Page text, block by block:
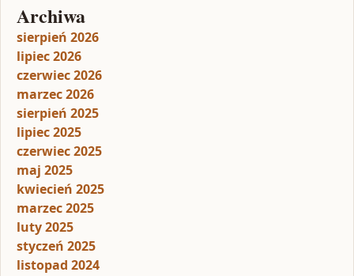
Archiwa
sierpień 2026
lipiec 2026
czerwiec 2026
marzec 2026
sierpień 2025
lipiec 2025
czerwiec 2025
maj 2025
kwiecień 2025
marzec 2025
luty 2025
styczeń 2025
listopad 2024